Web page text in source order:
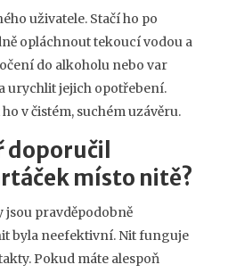
uživatele. Stačí ho po
opláchnout tekoucí vodou a
do alkoholu nebo var
urychlit jejich opotřebení.
v čistém, suchém uzávěru.
doporučil
místo nitě?
jsou pravděpodobně
byla neefektivní. Nit funguje
Pokud máte alespoň